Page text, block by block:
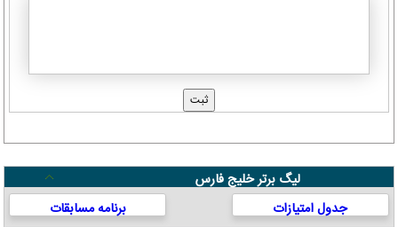
لیگ برتر خلیج فارس
جدول امتیازات
برنامه مسابقات